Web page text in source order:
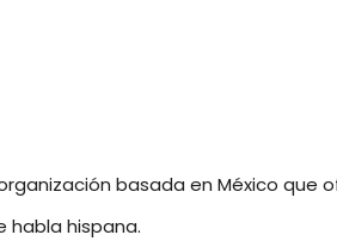
basada en México que
habla hispana.